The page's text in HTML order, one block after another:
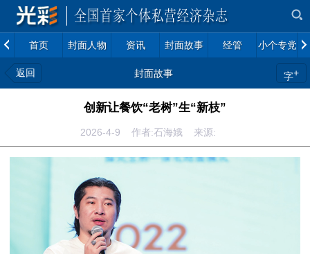
首页 封面人物 资讯 封面故事 经管 小个专党建
返回 封面故事 字+
创新让餐饮“老树”生“新枝”
2026-4-9 作者:石海娥 来源: